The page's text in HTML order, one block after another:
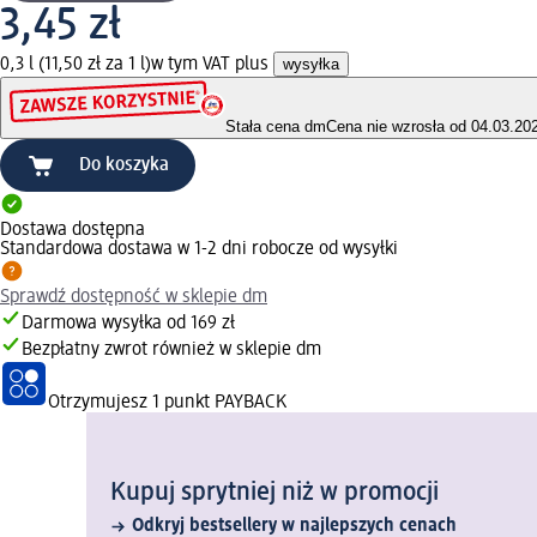
3,45 zł
0,3 l (11,50 zł za 1 l)w tym VAT plus wysyłka
Stała cena dmCena nie wzrosła od
Do koszyka
Dostawa dostępna
Standardowa dostawa w 1-2 dni robocze od wysyłki
Sprawdź dostępność w sklepie dm
Darmowa wysyłka od 169 zł
Bezpłatny zwrot również w sklepie dm
Otrzymujesz 1 punkt PAYBACK
Kupuj sprytniej niż w promocji
Odkryj bestsellery w najlepszych cenach